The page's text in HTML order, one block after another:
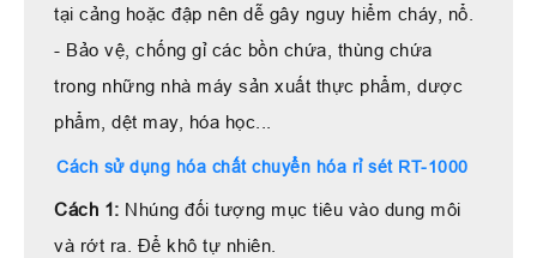
tại cảng hoặc đập nên dễ gây nguy hiểm cháy, nổ.
- Bảo vệ, chống gỉ các bồn chứa, thùng chứa
trong những nhà máy sản xuất thực phẩm, dược
phẩm, dệt may, hóa học...
Cách sử dụng hóa chất chuyển hóa rỉ sét RT-1000
Cách 1: Nhúng đối tượng mục tiêu vào dung môi
và rớt ra. Để khô tự nhiên.